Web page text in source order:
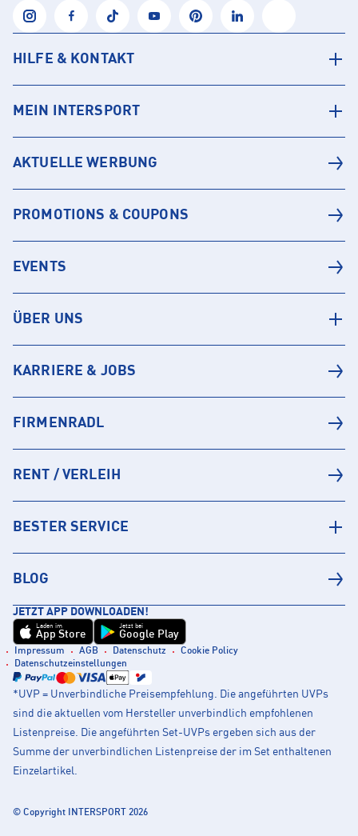
HILFE & KONTAKT
MEIN INTERSPORT
AKTUELLE WERBUNG
PROMOTIONS & COUPONS
EVENTS
ÜBER UNS
KARRIERE & JOBS
FIRMENRADL
RENT / VERLEIH
BESTER SERVICE
BLOG
JETZT APP DOWNLOADEN!
Laden im
App Store
Jetzt bei
Google Play
Impressum AGB Datenschutz
Cookie Policy
Datenschutzeinstellungen
*UVP = Unverbindliche Preisempfehlung. Die angeführten UVPs
sind die aktuellen vom Hersteller unverbindlich empfohlenen
Listenpreise. Die angeführten Set-UVPs ergeben sich aus der
Summe der unverbindlichen Listenpreise der im Set enthaltenen
Einzelartikel.
© Copyright INTERSPORT 2026